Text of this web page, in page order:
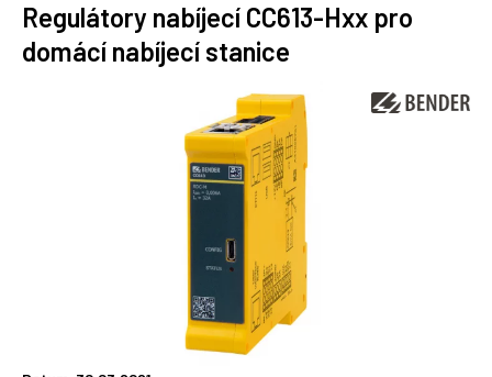
Regulátory nabíjecí CC613-Hxx pro
domácí nabíjecí stanice